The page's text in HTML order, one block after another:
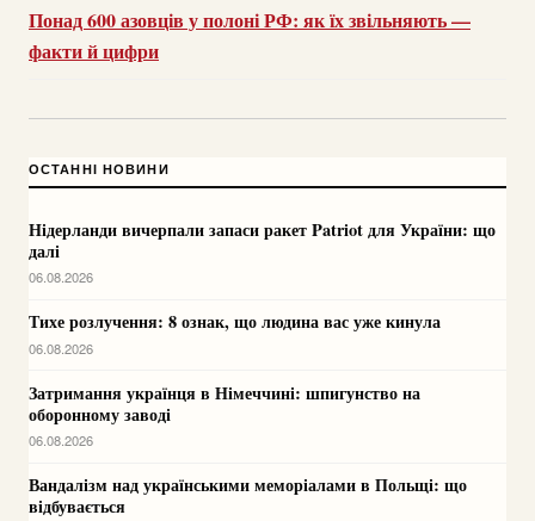
Понад 600 азовців у полоні РФ: як їх звільняють —
факти й цифри
ОСТАННІ НОВИНИ
Нідерланди вичерпали запаси ракет Patriot для України: що
далі
06.08.2026
Тихе розлучення: 8 ознак, що людина вас уже кинула
06.08.2026
Затримання українця в Німеччині: шпигунство на
оборонному заводі
06.08.2026
Вандалізм над українськими меморіалами в Польщі: що
відбувається